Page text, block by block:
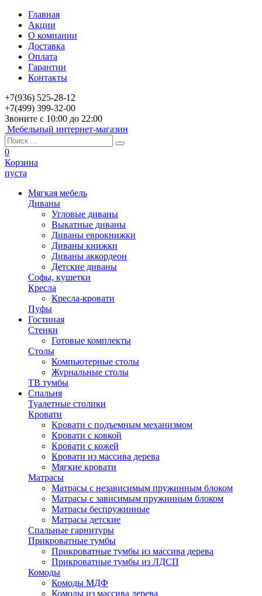
Главная
Акции
О компании
Доставка
Оплата
Гарантии
Контакты
+7(936) 525-28-12
+7(499) 399-32-00
Звоните с 10:00 до 22:00
Мебельный интернет-магазин
0
Корзина
пуста
Мягкая мебель
Диваны
Угловые диваны
Выкатные диваны
Диваны еврокнижки
Диваны книжки
Диваны аккордеон
Детские диваны
Софы, кушетки
Кресла
Кресла-кровати
Пуфы
Гостиная
Стенки
Готовые комплекты
Столы
Компьютерные столы
Журнальные столы
ТВ тумбы
Спальня
Туалетные столики
Кровати
Кровати с подъемным механизмом
Кровати с ковкой
Кровати с кожей
Кровати из массива дерева
Мягкие кровати
Матрасы
Матрасы с независимым пружинным блоком
Матрасы с зависимым пружинным блоком
Матрасы беспружинные
Матрасы детские
Спальные гарнитуры
Прикроватные тумбы
Прикроватные тумбы из массива дерева
Прикроватные тумбы из ЛДСП
Комоды
Комоды МДФ
Комоды из массива дерева